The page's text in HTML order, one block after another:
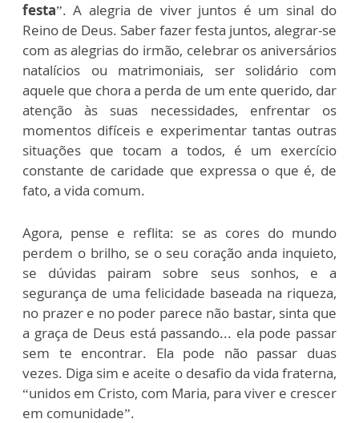
festa”. A alegria de viver juntos é um sinal do
Reino de Deus. Saber fazer festa juntos, alegrar-se
com as alegrias do irmão, celebrar os aniversários
natalícios ou matrimoniais, ser solidário com
aquele que chora a perda de um ente querido, dar
atenção às suas necessidades, enfrentar os
momentos difíceis e experimentar tantas outras
situações que tocam a todos, é um exercício
constante de caridade que expressa o que é, de
fato, a vida comum.
Agora, pense e reflita: se as cores do mundo
perdem o brilho, se o seu coração anda inquieto,
se dúvidas pairam sobre seus sonhos, e a
segurança de uma felicidade baseada na riqueza,
no prazer e no poder parece não bastar, sinta que
a graça de Deus está passando... ela pode passar
sem te encontrar. Ela pode não passar duas
vezes. Diga sim e aceite o desafio da vida fraterna,
“unidos em Cristo, com Maria, para viver e crescer
em comunidade”.